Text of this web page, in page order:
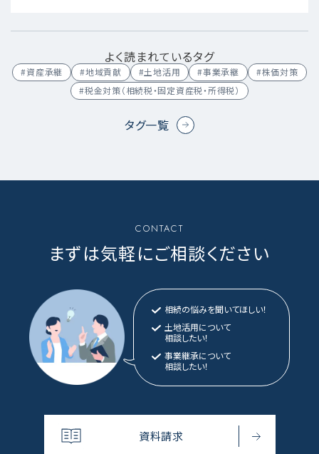
よく読まれているタグ
#資産承継 #地域貢献 #土地活用 #事業承継
#株価対策
#税金対策（相続税・固定資産税・所得税）
タグ一覧
CONTACT
まずは気軽にご相談ください
相続の悩みを聞いてほしい！
土地活用について
相談したい！
事業継承について
相談したい！
資料請求